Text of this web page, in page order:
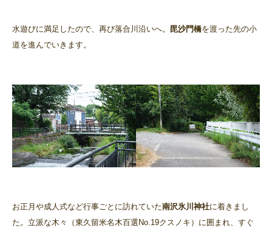
水遊びに満足したので、再び落合川沿いへ。 毘沙門橋を渡った先の小
道を進んでいきます。
お正月や成人式など行事ごとに訪れていた南沢氷川神社に着きまし
た。立派な木々（東久留米名木百選No.19クスノキ）に囲まれ、すぐ